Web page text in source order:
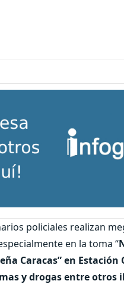
policiales realizan
en la toma “
Caracas” en Estación
y drogas entre otros